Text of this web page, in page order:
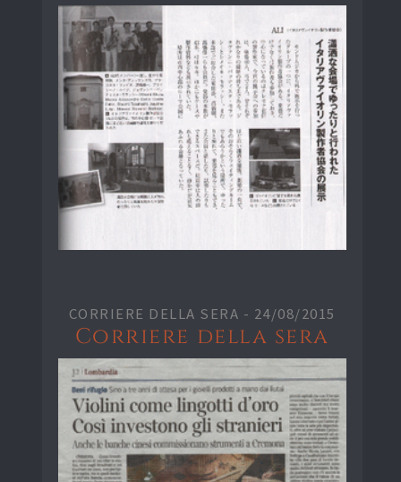
CORRIERE DELLA SERA - 24/08/2015
Corriere della sera